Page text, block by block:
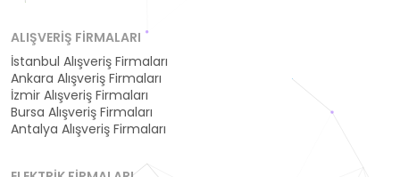
ALIŞVERIŞ FIRMALARI
İstanbul Alışveriş Firmaları
Ankara Alışveriş Firmaları
İzmir Alışveriş Firmaları
Bursa Alışveriş Firmaları
Antalya Alışveriş Firmaları